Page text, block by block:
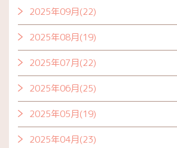
2025年09月(22)
2025年08月(19)
2025年07月(22)
2025年06月(25)
2025年05月(19)
2025年04月(23)